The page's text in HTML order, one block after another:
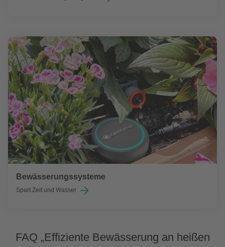
Bewässerungssysteme
Spart Zeit und Wasser
FAQ „Effiziente Bewässerung an heißen